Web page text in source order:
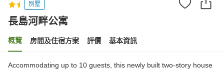
別墅
長島河畔公寓
概覽 房間及住宿方案 評價 基本資訊
Accommodating up to 10 guests, this newly built two-story house